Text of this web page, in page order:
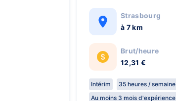
Strasbourg
à 7 km
Brut/heure
12,31 €
Intérim
35 heures / semaine
Au moins 3 mois d'expérience